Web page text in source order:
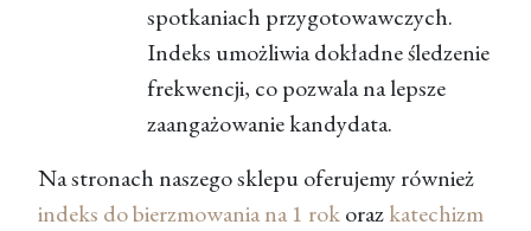
spotkaniach przygotowawczych.
Indeks umożliwia dokładne śledzenie
frekwencji, co pozwala na lepsze
zaangażowanie kandydata.
Na stronach naszego sklepu oferujemy również
indeks do bierzmowania na 1 rokorazkatechizm